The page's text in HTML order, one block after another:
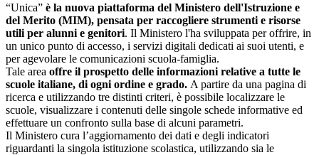
“Unica” è la nuova piattaforma del Ministero dell'Istruzione e
del Merito (MIM), pensata per raccogliere strumenti e risorse
utili per alunni e genitori. Il Ministero l'ha sviluppata per offrire, in
un unico punto di accesso, i servizi digitali dedicati ai suoi utenti, e
per agevolare le comunicazioni scuola-famiglia.
Tale area offre il prospetto delle informazioni relative a tutte le
scuole italiane, di ogni ordine e grado. A partire da una pagina di
ricerca e utilizzando tre distinti criteri, è possibile localizzare le
scuole, visualizzare i contenuti delle singole schede informative ed
effettuare un confronto sulla base di alcuni parametri.
Il Ministero cura l’aggiornamento dei dati e degli indicatori
riguardanti la singola istituzione scolastica, utilizzando sia le